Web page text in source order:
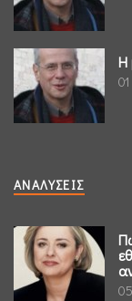
Η
ΑΝΑΛΎΣΕΙΣ